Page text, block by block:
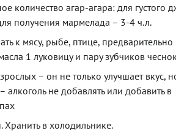
количество агар-агара: для густого
получения мармелада – 3-4 ч.л.
к мясу, рыбе, птице, предварительно
1 луковицу и пару зубчиков
– он не только улучшает вкус,
не добавлять или добавить в
Хранить в холодильнике.